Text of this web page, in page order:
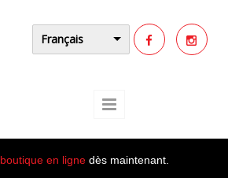
Français
boutique en lignedès maintenant.